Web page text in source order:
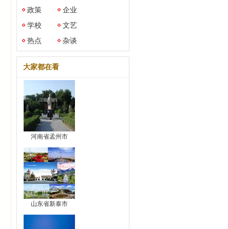
政策
企业
学校
文艺
热点
杂谈
大家都在看
河南省孟州市
山东省新泰市